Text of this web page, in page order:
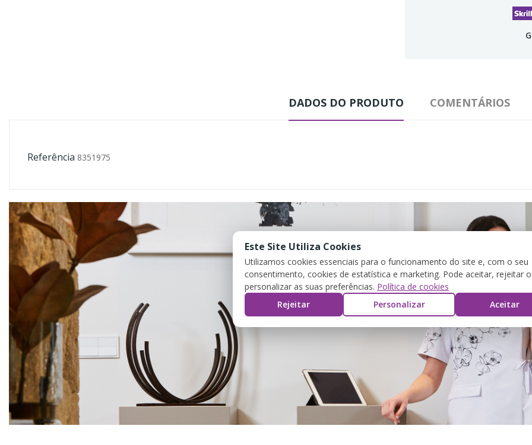
DADOS DO PRODUTO COMENTÁRIOS
Referência 8351975
Este Site Utiliza Cookies
Utilizamos cookies essenciais para o funcionamento do site e, com o seu
consentimento, cookies de estatística e marketing. Pode aceitar, rejeitar
personalizar as suas preferências. Política de cookies
Rejeitar
Personalizar Aceitar